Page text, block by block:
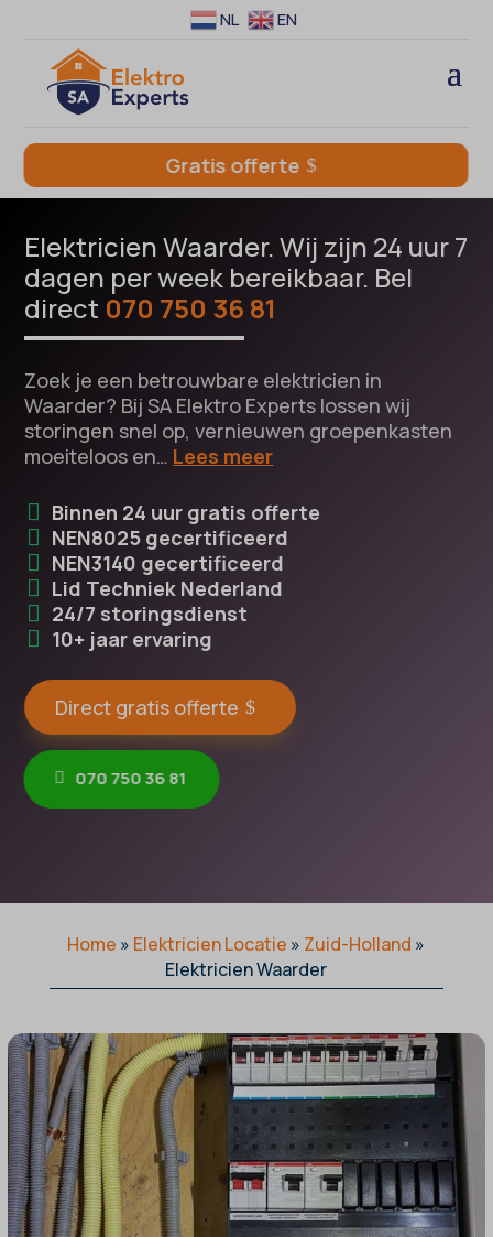
NL EN
Gratis offerte
Elektricien Waarder. Wij zijn 24 uur 7
dagen per week bereikbaar. Bel
direct 070 750 36 81
Zoek je een betrouwbare elektricien in
Waarder? Bij SA Elektro Experts lossen wij
storingen snel op, vernieuwen groepenkasten
moeiteloos en… Lees meer
Binnen 24 uur gratis offerte
NEN8025 gecertificeerd
NEN3140 gecertificeerd
Lid Techniek Nederland
24/7 storingsdienst
10+ jaar ervaring
Direct gratis offerte
070 750 36 81
Home » Elektricien Locatie » Zuid-Holland »
Elektricien Waarder